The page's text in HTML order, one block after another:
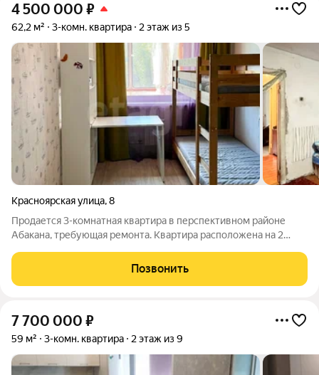
4 500 000 ₽
62,2 м² 3-комн. квартира 2 этаж из 5
Красноярская улица,8
Продается 3-комнатная квартира в перспективном районе
Абакана, требующая ремонта. Квартира расположена на 2
стороны (очень теплая!). Планировка улучшенная, санузел
раздельный, есть кладовая.
Позвонить
7 700 000 ₽
59 м² 3-комн. квартира 2 этаж из 9